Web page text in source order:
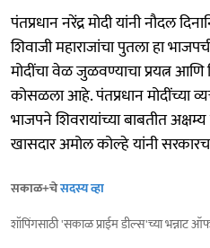
पंतप्रधान नरेंद्र मोदी यांनी नौदल
शिवाजी महाराजांचा पुतला हा
मोदींचा वेळ जुळवण्याचा प्रयत्न आणि
कोसळला आहे. पंतप्रधान मोदींच्या
भाजपने शिवरायांच्या बाबतीत
खासदार अमोल कोल्हे यांनी
सकाळ+चेसदस्य व्हा
शॉपिंगसाठी 'सकाळ प्राईम डील्स'च्या भन्नाट